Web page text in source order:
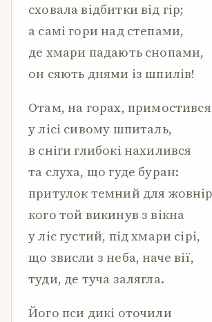
сховала відбитки від гір;
а самі гори над степами,
де хмари падають снопами,
он сяють днями із шпилів!
Отам, на горах, примостився
у лісі сивому шпиталь,
в сніги глибокі нахилився
та слуха, що гуде буран:
притулок темний для
кого той викинув з вікна
у ліс густий, під хмари сірі,
що звисли з неба, наче вії,
туди, де туча залягла.
Його пси дикі оточили